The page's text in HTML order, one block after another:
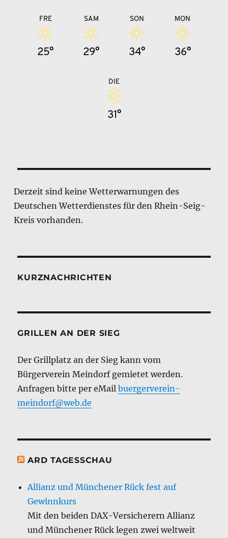
FRE
25°
SAM
29°
SON
34°
MON
36°
DIE
31°
Derzeit sind keine Wetterwarnungen des
Deutschen Wetterdienstes für den Rhein-Seig-
Kreis vorhanden.
KURZNACHRICHTEN
GRILLEN AN DER SIEG
Der Grillplatz an der Sieg kann vom
Bürgerverein Meindorf gemietet werden.
Anfragen bitte per eMailbuergerverein-
meindorf@web.de
ARD TAGESSCHAU
Allianz und Münchener Rück fest auf
Gewinnkurs
Mit den beiden DAX-Versicherern Allianz
und Münchener Rück legen zwei weltweit